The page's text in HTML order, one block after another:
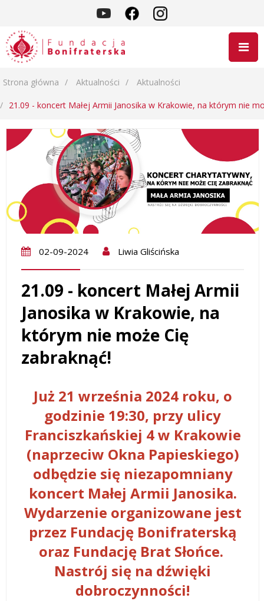
Strona główna Aktualności Aktualności
21.09 - koncert Małej Armii Janosika w Krakowie, na którym nie
02-09-2024 Liwia Gliścińska
21.09 - koncert Małej Armii
Janosika w Krakowie, na
którym nie może Cię
zabraknąć!
Już 21 września 2024 roku, o
godzinie 19:30, przy ulicy
Franciszkańskiej 4 w Krakowie
(naprzeciw Okna Papieskiego)
odbędzie się niezapomniany
koncert Małej Armii Janosika.
Wydarzenie organizowane jest
przez Fundację Bonifraterską
oraz Fundację Brat Słońce.
Nastrój się na dźwięki
dobroczynności!